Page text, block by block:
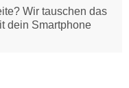
Wir tauschen das
dein Smartphone